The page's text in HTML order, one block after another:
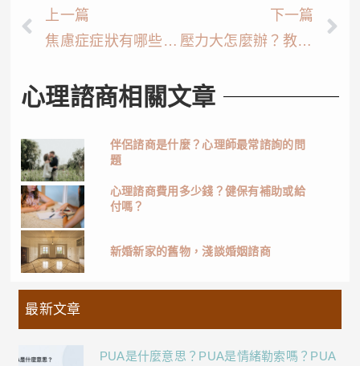
上一篇
焦慮症症狀有哪些？焦慮症原因、治療方式
下一篇
壓力大怎麼辦？教你7招紓壓的方法
心理諮商相關文章
伴侶諮商是什麼？心理師最常諮詢的問
題
心理諮商費用多少錢？健保有補助或給
付嗎？
新婚新家的舊物，淺談婚姻諮商
最新文章
PUA是什麼意思？PUA是情緒勒索嗎？PUA